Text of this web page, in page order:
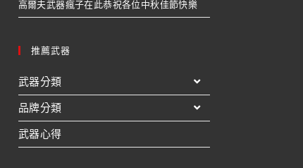
高爾夫武器瘋子在此恭祝各位中秋佳節快樂
推薦武器
武器分類
品牌分類
武器心得